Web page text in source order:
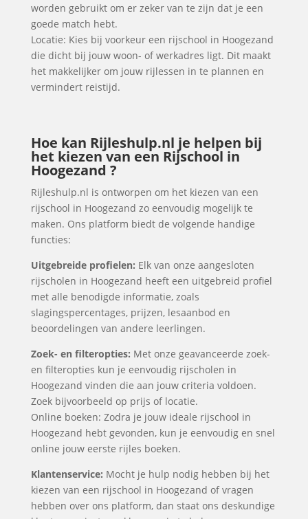
worden gebruikt om er zeker van te zijn dat je een
goede match hebt.
Locatie: Kies bij voorkeur een rijschool in Hoogezand
die dicht bij jouw woon- of werkadres ligt. Dit maakt
het makkelijker om jouw rijlessen in te plannen en
vermindert reistijd.
Hoe kan Rijleshulp.nl je helpen bij
het kiezen van een Rijschool in
Hoogezand ?
Rijleshulp.nl is ontworpen om het kiezen van een
rijschool in Hoogezand zo eenvoudig mogelijk te
maken. Ons platform biedt de volgende handige
functies:
Uitgebreide profielen: Elk van onze aangesloten
rijscholen in Hoogezand heeft een uitgebreid profiel
met alle benodigde informatie, zoals
slagingspercentages, prijzen, lesaanbod en
beoordelingen van andere leerlingen.
Zoek- en filteropties: Met onze geavanceerde zoek-
en filteropties kun je eenvoudig rijscholen in
Hoogezand vinden die aan jouw criteria voldoen.
Zoek bijvoorbeeld op prijs of locatie.
Online boeken: Zodra je jouw ideale rijschool in
Hoogezand hebt gevonden, kun je eenvoudig en snel
online jouw eerste rijles boeken.
Klantenservice: Mocht je hulp nodig hebben bij het
kiezen van een rijschool in Hoogezand of vragen
hebben over ons platform, dan staat ons deskundige